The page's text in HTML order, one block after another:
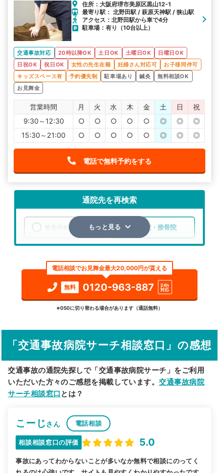
住所：大阪府堺市美原区黒山12-1
最寄り駅： 北野田駅 / 萩原天神駅 / 狭山駅
アクセス：北野田駅から車で4分
駐車場：有り（10台以上）
交通事故対応 20時以降OK 土日OK 土曜日OK
日曜日OK
日祝OK
祝日OK 女性の先生在籍 妊婦さん対応可
お子様同伴可
キッズスペース有
予約優先制 駐車場あり 鍼灸
無料相談OK
お見舞金
営業時間 月 火 水 木 金 土 日
祝
9:30～12:30
○ ○ ○ ○ ○ ◎ ◎
◎
15:30～21:00
○ ○ ○ ○ ○ ◎ ◎ ◎
電話で無料予約をする
通院先を再検索
整形外科 整骨院・接骨院
検索する
詳細条件で絞り込む
駅から探す 院名から探す
もっと見る
電話相談でお見舞金最大20,000円が貰える
無料 0120-963-887
24h
対応
※050に切り替わる場合があります（通話無料）
「交通事故病院サーチ相談窓口」の感想
交通事故の通院先探しで「交通事故病院サーチ」をご利用
いただいた方々のご感想を掲載しています。交通事故病院
サーチ相談窓口 とは？
こーじさん 電話相談
相談相談窓口の評価 5.0
事故にあってわからないことが多いなか無料で相談にのってく